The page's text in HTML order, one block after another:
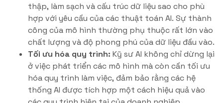
thập, làm sạch và cấu trúc dữ liệu sao cho phù
hợp với yêu cầu của các thuật toán AI. Sự thành
công của mô hình thường phụ thuộc rất lớn vào
chất lượng và độ phong phú của dữ liệu đầu vào.
Tối ưu hóa quy trình: Kỹ sư AI không chỉ dừng lại
ở việc phát triển các mô hình mà còn cần tối ưu
hóa quy trình làm việc, đảm bảo rằng các hệ
thống AI được tích hợp một cách hiệu quả vào